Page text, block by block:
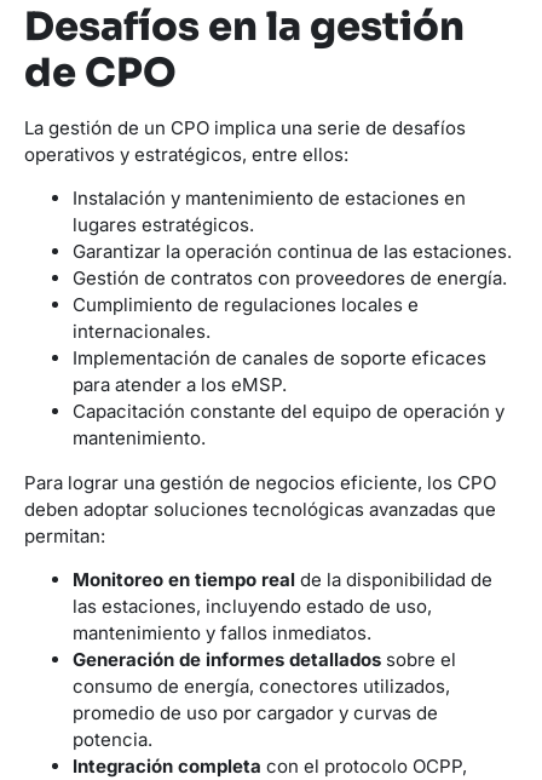
Desafíos en la gestión
de CPO
La gestión de un CPO implica una serie de desafíos
operativos y estratégicos, entre ellos:
Instalación y mantenimiento de estaciones en
lugares estratégicos.
Garantizar la operación continua de las estaciones.
Gestión de contratos con proveedores de energía.
Cumplimiento de regulaciones locales e
internacionales.
Implementación de canales de soporte eficaces
para atender a los eMSP.
Capacitación constante del equipo de operación y
mantenimiento.
Para lograr una gestión de negocios eficiente, los CPO
deben adoptar soluciones tecnológicas avanzadas que
permitan:
Monitoreo en tiempo real de la disponibilidad de
las estaciones, incluyendo estado de uso,
mantenimiento y fallos inmediatos.
Generación de informes detallados sobre el
consumo de energía, conectores utilizados,
promedio de uso por cargador y curvas de
potencia.
Integración completa con el protocolo OCPP,